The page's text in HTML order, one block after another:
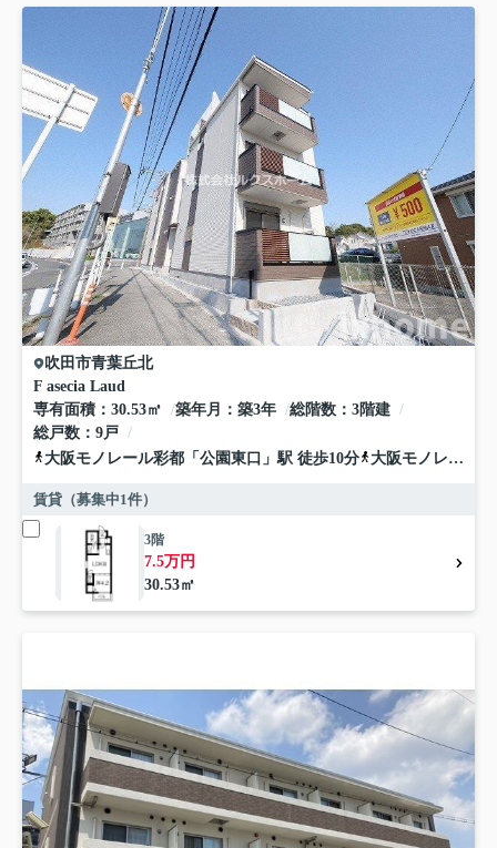
吹田市青葉丘北
F asecia Laud
専有面積
30.53㎡ 築年月 築3年 総階数
3階建
総戸数
9戸
大阪モノレール彩都 「 公園東口 」駅 徒歩10分 大阪モノレール本線
賃貸（募集中1件）
3階
7.5万円
30.53㎡